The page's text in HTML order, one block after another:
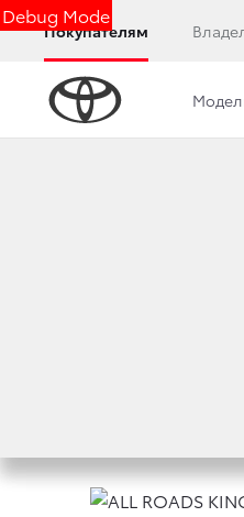
Debug Mode
Покупателям
ALL